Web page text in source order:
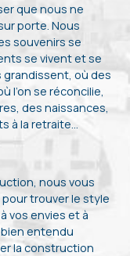
que nous ne
porte. Nous
souvenirs se
se vivent et se
grandissent, où des
l’on se réconcilie,
des naissances,
à la retraite…
nous vous
pour trouver le style
vos envies et à
entendu
la construction